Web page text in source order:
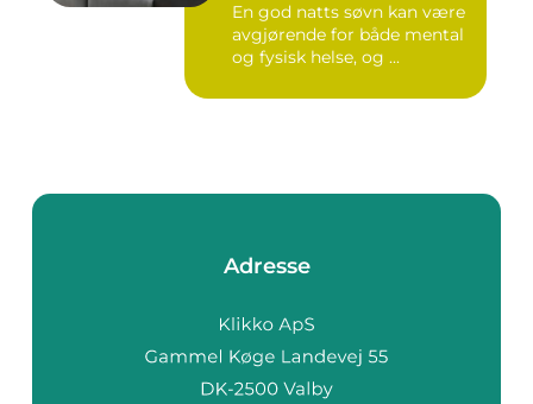
En god natts søvn kan være
avgjørende for både mental
og fysisk helse, og ...
Adresse